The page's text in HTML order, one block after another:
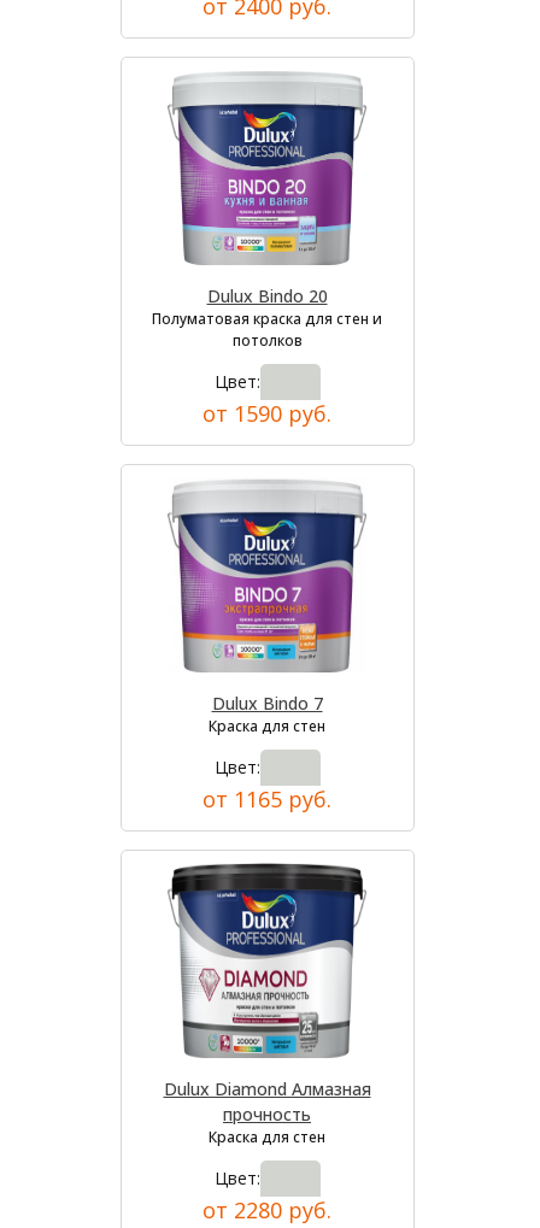
от 2400 руб.
Dulux Bindo 20
Полуматовая краска для стен и
потолков
Цвет:
от 1590 руб.
Dulux Bindo 7
Краска для стен
Цвет:
от 1165 руб.
Dulux Diamond Алмазная
прочность
Краска для стен
Цвет:
от 2280 руб.